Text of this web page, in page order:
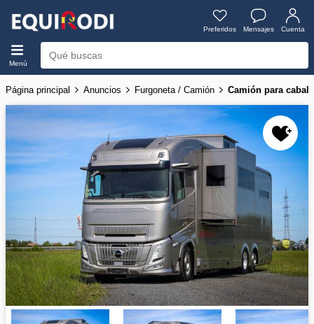
Preferidos Mensajes Cuenta
Menú
Página principal Anuncios Furgoneta / Camión Camión para